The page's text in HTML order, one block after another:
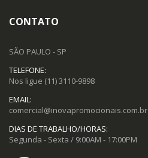
CONTATO
SÃO PAULO - SP
TELEFONE:
Nos ligue (11) 3110-9898
EMAIL:
comercial@inovapromocionais.com.br
DIAS DE TRABALHO/HORAS:
Segunda - Sexta / 9:00AM - 17:00PM